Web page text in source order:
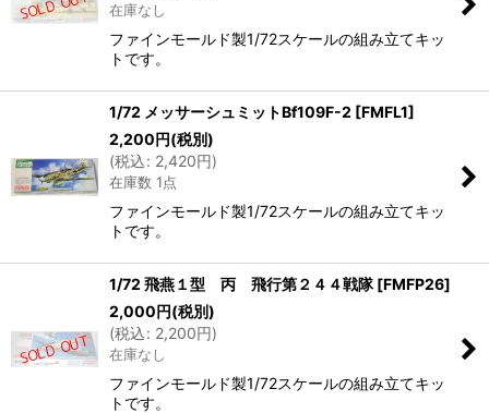
在庫なし
ファインモールド製1/72スケールの組み立てキッ
トです。
1/72 メッサーシュミットBf109F-2 [FMFL1]
2,200円(税別)
(税込: 2,420円)
在庫数 1点
ファインモールド製1/72スケールの組み立てキッ
トです。
1/72 飛燕１型 丙 飛行第２４４戦隊 [FMFP26]
2,000円(税別)
(税込: 2,200円)
在庫なし
ファインモールド製1/72スケールの組み立てキッ
トです。